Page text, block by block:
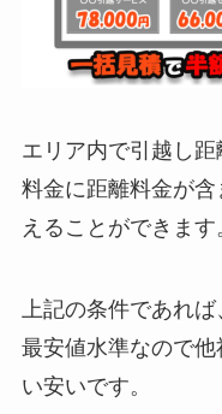
エリア内で引越し
料金に距離料金が
えることができます
上記の条件であれ
最安値水準なので
い安いです。